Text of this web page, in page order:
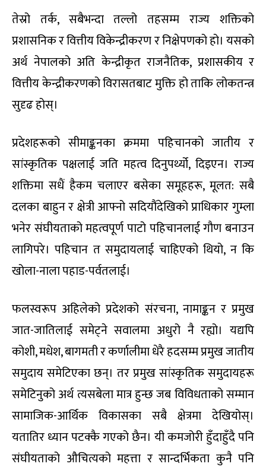
तेस्रो तर्क, सबैभन्दा तल्लो तहसम्म राज्य शक्तिको
प्रशासनिक र वित्तीय विकेन्द्रीकरण र निक्षेपणको हो। यसको
अर्थ नेपालको अति केन्द्रीकृत राजनैतिक, प्रशासकीय र
वित्तीय केन्द्रीकरणको विरासतबाट मुक्ति हो ताकि लोकतन्त्र
सुदृढ होस्।
प्रदेशहरूको सीमाङ्कनका क्रममा पहिचानको जातीय र
सांस्कृतिक पक्षलाई जति महत्व दिनुपर्थ्यो, दिइएन। राज्य
शक्तिमा सधैं हैकम चलाएर बसेका समूहहरू, मूलत: सबै
दलका बाहुन र क्षेत्री आफ्नो सदियौंदेखिको प्राधिकार गुम्ला
भनेर संघीयताको महत्वपूर्ण पाटो पहिचानलाई गौण बनाउन
लागिपरे। पहिचान त समुदायलाई चाहिएको थियो, न कि
खोला-नाला पहाड-पर्वतलाई।
फलस्वरूप अहिलेको प्रदेशको संरचना, नामाङ्कन र प्रमुख
जात-जातिलाई समेट्ने सवालमा अधुरो नै रह्यो। यद्यपि
कोशी, मधेश, बागमती र कर्णालीमा धेरै हदसम्म प्रमुख जातीय
समुदाय समेटिएका छन्। तर प्रमुख सांस्कृतिक समुदायहरू
समेटिनुको अर्थ त्यसबेला मात्र हुन्छ जब विविधताको सम्मान
सामाजिक-आर्थिक विकासका सबै क्षेत्रमा देखियोस्।
यतातिर ध्यान पटक्कै गएको छैन। यी कमजोरी हुँदाहुँदै पनि
संघीयताको औचित्यको महत्ता र सान्दर्भिकता कुनै पनि